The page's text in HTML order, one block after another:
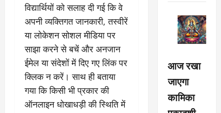
विद्यार्थियों को सलाह दी गई कि वे
अपनी व्यक्तिगत जानकारी, तस्वीरें
या लोकेशन सोशल मीडिया पर
साझा करने से बचें और अनजान
ईमेल या संदेशों में दिए गए लिंक पर
क्लिक न करें। साथ ही बताया
गया कि किसी भी प्रकार की
ऑनलाइन धोखाधड़ी की स्थिति में
आज रखा
जाएगा
कामिका